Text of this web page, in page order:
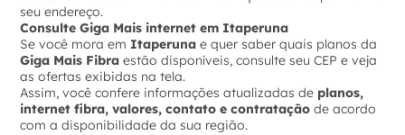
seu endereço.
Consulte Giga Mais internet em Itaperuna
Se você mora em Itaperuna e quer saber quais planos da
Giga Mais Fibra estão disponíveis, consulte seu CEP e veja
as ofertas exibidas na tela.
Assim, você confere informações atualizadas de planos,
internet fibra, valores, contato e contratação de acordo
com a disponibilidade da sua região.